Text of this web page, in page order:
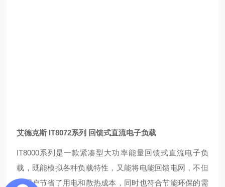
艾德克斯 IT8072系列 回馈式直流电子负载
IT8000系列是一款紧凑型大功率能量回馈式直流电子负
载，既能模拟各种负载特性，又能将电能回馈电网，不但
为用户节省了用电和散热成本，同时也符合节能环保的需